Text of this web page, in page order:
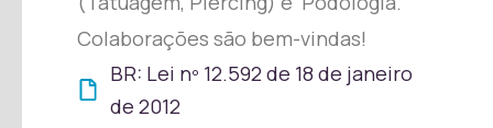
Colaborações são bem-vindas!
BR: Lei nº 12.592 de 18 de janeiro
de 2012